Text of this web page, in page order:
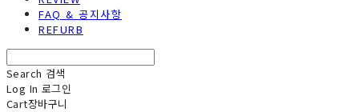
FAQ & 공지사항
REFURB
Search 검색
Log In 로그인
Cart장바구니